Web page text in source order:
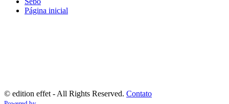
Página inicial
© edition effet - All Rights Reserved. Contato